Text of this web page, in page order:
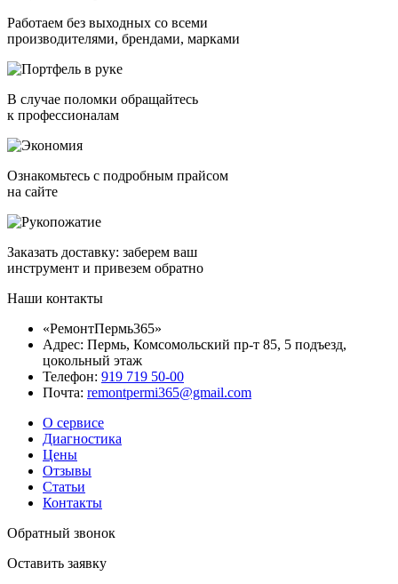
Работаем без выходных со всеми
производителями, брендами, марками
В случае поломки обращайтесь
к профессионалам
Ознакомьтесь с подробным прайсом
на сайте
Заказать доставку: заберем ваш
инструмент и привезем обратно
Наши контакты
«РемонтПермь365»
Адрес: Пермь, Комсомольский пр-т 85, 5 подъезд,
цокольный этаж
Телефон: 919 719 50-00
Почта: remontpermi365@gmail.com
О сервисе
Диагностика
Цены
Отзывы
Статьи
Контакты
Обратный звонок
Оставить заявку